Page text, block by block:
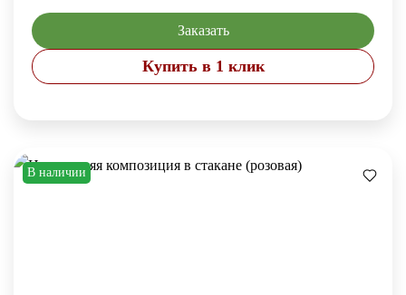
Заказать
Купить в 1 клик
В наличии